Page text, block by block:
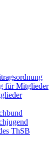
für Mitglieder
ThSB